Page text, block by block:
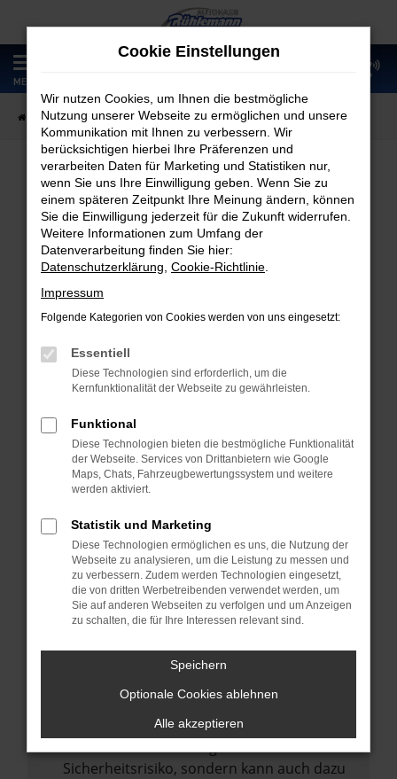
Zum
Hauptinhalt
springen
MENÜ
Startseite Fahrzeugangebote Fahrzeugmarkt
Fahrzeugmarkt
Fehler: Network Error
Beim Laden ist ein Fehler aufgetreten.
Hier sind ein paar Tipps, die dir helfen können:
Überprüfe deine Firewall und deine
Laden andere Webseiten, zum Beispiel
deine Suchmaschine?
Prüfe deine Browsererweiterungen.
Manche Erweiterungen, wie Werbeblocker,
können das Laden bestimmter Seiten
verhindern. Funktioniert die Seite in einem
anderen Browser oder in einem privaten
Fenster?
Starte dein Gerät neu.
vorübergehende Probleme zu beheben.
Betriebssystem auf dem neuesten Stand
Veraltete Software birgt nicht nur ein
Sicherheitsrisiko, sondern kann auch dazu
Cookie Einstellungen
Wir nutzen Cookies, um Ihnen die bestmögliche
Nutzung unserer Webseite zu ermöglichen und unsere
Kommunikation mit Ihnen zu verbessern. Wir
berücksichtigen hierbei Ihre Präferenzen und
verarbeiten Daten für Marketing und Statistiken nur,
wenn Sie uns Ihre Einwilligung geben. Wenn Sie zu
einem späteren Zeitpunkt Ihre Meinung ändern, können
Sie die Einwilligung jederzeit für die Zukunft widerrufen.
Weitere Informationen zum Umfang der
Datenverarbeitung finden Sie hier:
Datenschutzerklärung Cookie-Richtlinie
Impressum
Folgende Kategorien von Cookies werden von uns eingesetzt:
Essentiell
Diese Technologien sind erforderlich, um die
Kernfunktionalität der Webseite zu gewährleisten.
Funktional
Diese Technologien bieten die bestmögliche Funktionalität
der Webseite. Services von Drittanbietern wie Google
Maps, Chats, Fahrzeugbewertungssystem und weitere
werden aktiviert.
Statistik und Marketing
Diese Technologien ermöglichen es uns, die Nutzung der
Webseite zu analysieren, um die Leistung zu messen und
zu verbessern. Zudem werden Technologien eingesetzt,
die von dritten Werbetreibenden verwendet werden, um
Sie auf anderen Webseiten zu verfolgen und um Anzeigen
zu schalten, die für Ihre Interessen relevant sind.
Speichern
Optionale Cookies ablehnen
Alle akzeptieren